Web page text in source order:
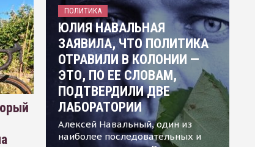
ПОЛИТИКА
ЮЛИЯ НАВАЛЬНАЯ
ЗАЯВИЛА, ЧТО ПОЛИТИКА
ОТРАВИЛИ В КОЛОНИИ —
ЭТО, ПО ЕЕ СЛОВАМ,
ПОДТВЕРДИЛИ ДВЕ
ЛАБОРАТОРИИ
Алексей Навальный, один из
наиболее последовательных и